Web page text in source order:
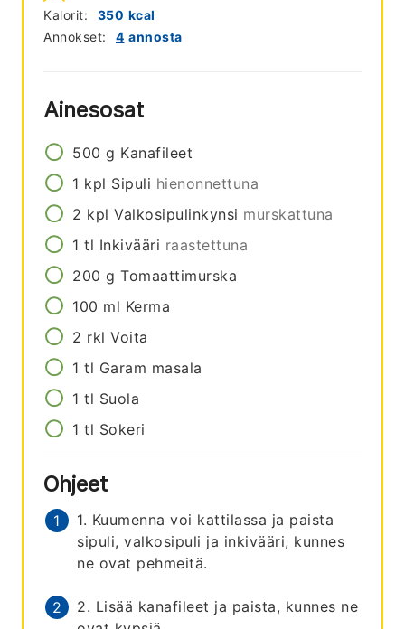
Annokset: 4 annosta
Kalorit: 350 kcal
Ainesosat
500 g Kanafileet
1 kpl Sipuli hienonnettuna
2 kpl Valkosipulinkynsi murskattuna
1 tl Inkivääri raastettuna
200 g Tomaattimurska
100 ml Kerma
2 rkl Voita
1 tl Garam masala
1 tl Suola
1 tl Sokeri
Ohjeet
1. Kuumenna voi kattilassa ja paista
sipuli, valkosipuli ja inkivääri, kunnes
ne ovat pehmeitä.
2. Lisää kanafileet ja paista, kunnes ne